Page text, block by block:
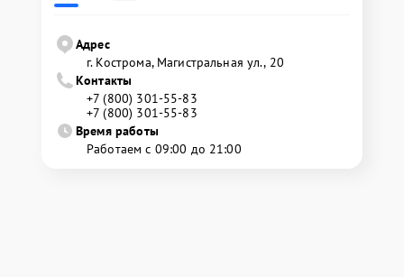
Адрес
г. Кострома, Магистральная ул., 20
Контакты
+7 (800) 301-55-83
+7 (800) 301-55-83
Время работы
Работаем с 09:00 до 21:00